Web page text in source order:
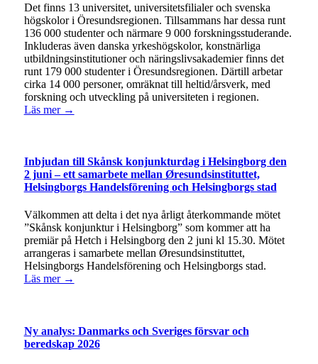
Det finns 13 universitet, universitetsfilialer och svenska
högskolor i Öresundsregionen. Tillsammans har dessa runt
136 000 studenter och närmare 9 000 forskningsstuderande.
Inkluderas även danska yrkeshögskolor, konstnärliga
utbildningsinstitutioner och näringslivsakademier finns det
runt 179 000 studenter i Öresundsregionen. Därtill arbetar
cirka 14 000 personer, omräknat till heltid/årsverk, med
forskning och utveckling på universiteten i regionen.
Läs mer →
Inbjudan till Skånsk konjunkturdag i Helsingborg den
2 juni – ett samarbete mellan Øresundsinstituttet,
Helsingborgs Handelsförening och Helsingborgs stad
Välkommen att delta i det nya årligt återkommande mötet
”Skånsk konjunktur i Helsingborg” som kommer att ha
premiär på Hetch i Helsingborg den 2 juni kl 15.30. Mötet
arrangeras i samarbete mellan Øresundsinstituttet,
Helsingborgs Handelsförening och Helsingborgs stad.
Läs mer →
Ny analys: Danmarks och Sveriges försvar och
beredskap 2026